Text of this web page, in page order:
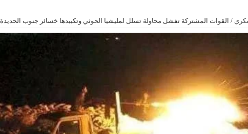
/ القوات المشتركة تفشل محاولة تسلل لمليشيا الحوثي وتكبيدها خسائر جنوب الحديدة